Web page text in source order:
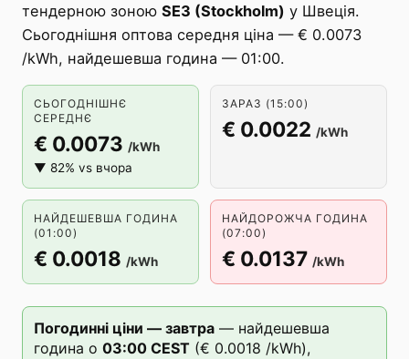
тендерною зоною SE3 (Stockholm) у Швеція.
Сьогоднішня оптова середня ціна — € 0.0073
/kWh, найдешевша година — 01:00.
СЬОГОДНІШНЄ
СЕРЕДНЄ
€ 0.0073 /kWh
▼ 82% vs вчора
ЗАРАЗ (15:00)
€ 0.0022 /kWh
НАЙДЕШЕВША ГОДИНА
(01:00)
€ 0.0018 /kWh
НАЙДОРОЖЧА ГОДИНА
(07:00)
€ 0.0137 /kWh
Погодинні ціни — завтра — найдешевша
година о 03:00 CEST (€ 0.0018 /kWh),